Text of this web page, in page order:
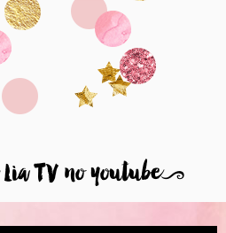
TV no youtube9